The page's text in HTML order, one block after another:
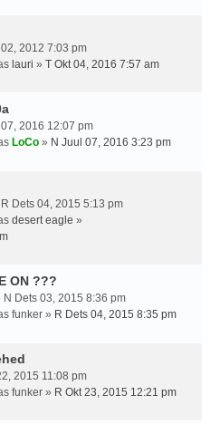
2012 7:03 pm
lauri » T Okt 04, 2016 7:57 am
2016 12:07 pm
LoCo » N Juul 07, 2016 3:23 pm
Dets 04, 2015 5:13 pm
desert eagle »
ON ???
N Dets 03, 2015 8:36 pm
funker » R Dets 04, 2015 8:35 pm
2015 11:08 pm
funker » R Okt 23, 2015 12:21 pm